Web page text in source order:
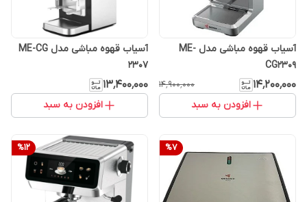
آسیاب قهوه مباشی مدل ME-
CG2309
۱۴٬۲۰۰٬۰۰۰ ۱۴٬۹۰۰٬۰۰۰
افزودن به سبد
آسیاب قهوه مباشی مدل ME-CG
2307
۱۳٬۴۰۰٬۰۰۰
افزودن به سبد
%7
%12